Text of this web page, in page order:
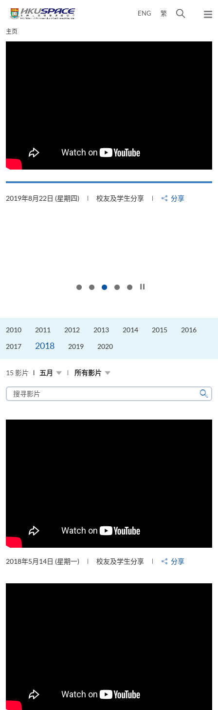
content
ENG 繁
弹
Main
content
主页
2019年8月22日 (星期四) 校友及学生分享 分享
2010 2011 2012 2013 2014 2015 2016
2017 2018 2019 2020
15 影片 五月 所有影片
搜
寻
片
搜
2018年5月14日 (星期一) 校友及学生分享 分享